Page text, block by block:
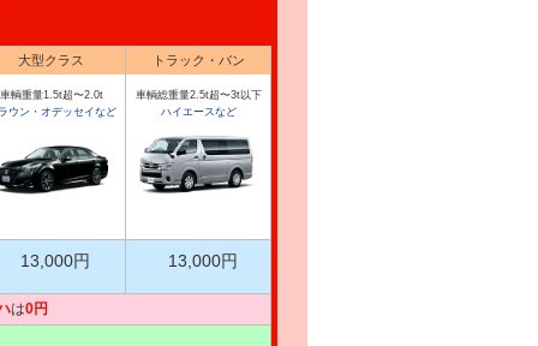
大型クラス
車輌重量1.5t超〜2.0t
ウン・オデッセイなど
トラック・バン
車輌総重量2.5t超〜3t以下
ハイエースなど
13,000円 13,000円
は0円